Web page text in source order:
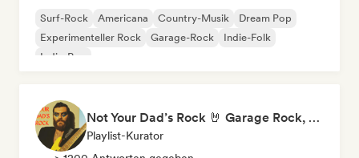
Surf-Rock Americana Country-Musik
Dream Pop
Experimenteller Rock
Garage-Rock
Indie-Folk
Indie-Pop
Not Your Dad’s Rock 🤘 Garage Rock, Alt-Rock & Indie Anthems
Playlist-Kurator